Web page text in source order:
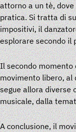
attorno a un tè,
pratica. Si tratta di
impositivi, il
esplorare secondo il
Il secondo momento
movimento libero, al
segue allora diverse
musicale, dalla
A conclusione, il